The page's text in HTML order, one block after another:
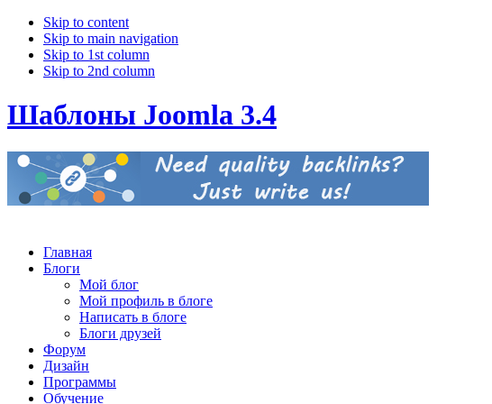
Skip to content
Skip to main navigation
Skip to 1st column
Skip to 2nd column
Шаблоны Joomla 3.4
Главная
Блоги
Мой блог
Мой профиль в блоге
Написать в блоге
Блоги друзей
Форум
Дизайн
Программы
Обучение